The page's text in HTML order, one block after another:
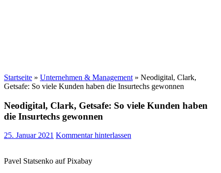
Startseite » Unternehmen & Management » Neodigital, Clark,
Getsafe: So viele Kunden haben die Insurtechs gewonnen
Neodigital, Clark, Getsafe: So viele Kunden haben
die Insurtechs gewonnen
25. Januar 2021 Kommentar hinterlassen
Pavel Statsenko auf Pixabay